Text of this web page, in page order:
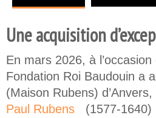
Une acquisition
En mars 2026, à
Fondation Roi Baudouin a
(Maison Rubens)
Paul Rubens (link is external)
(1577-1640)